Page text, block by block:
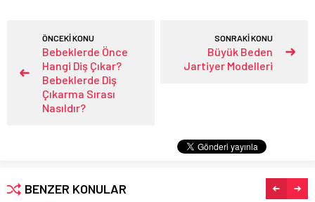
ÖNCEKİ KONU
Bebeklerde Önce
Hangi Diş Çıkar?
Bebeklerde Diş
Çıkarma Sırası
Nasıldır?
SONRAKİ KONU
Büyük Beden
Jartiyer Modelleri
BENZER KONULAR